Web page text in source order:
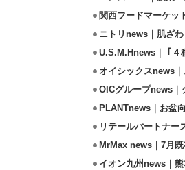
関西フードマーケッ
ニトリnews｜肌ざ
U.S.M.Hnews｜ ｢４
オイシックスnews
OICグループnews｜
PLANTnews｜お盆
リテールパートナー
MrMax news｜7月
イオン九州news｜